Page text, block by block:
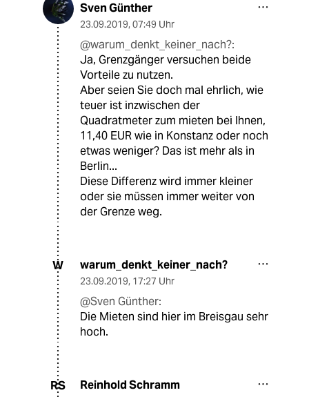
Sven Günther
23.09.2019, 07:49 Uhr
@warum_denkt_keiner_nach?:
Ja, Grenzgänger versuchen beide
Vorteile zu nutzen.
Aber seien Sie doch mal ehrlich, wie
teuer ist inzwischen der
Quadratmeter zum mieten bei Ihnen,
11,40 EUR wie in Konstanz oder noch
etwas weniger? Das ist mehr als in
Berlin...
Diese Differenz wird immer kleiner
oder sie müssen immer weiter von
der Grenze weg.
W warum_denkt_keiner_nach?
23.09.2019, 17:27 Uhr
@Sven Günther:
Die Mieten sind hier im Breisgau sehr
hoch.
RS Reinhold Schramm